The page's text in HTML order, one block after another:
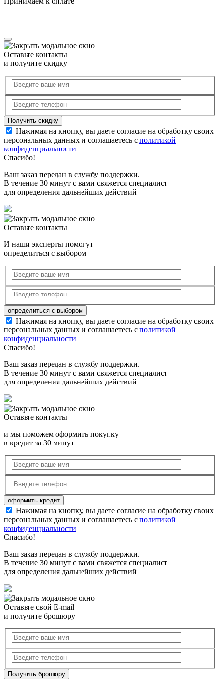
Оставьте контакты
и получите скидку
Нажимая на кнопку, вы даете согласие на обработку своих
персональных данных и соглашаетесь с политикой
конфиденциальности
Спасибо!
Ваш заказ передан в службу поддержки.
В течение 30 минут с вами свяжется специалист
для определения дальнейших действий
Оставьте контакты
И наши эксперты помогут
определиться с выбором
Нажимая на кнопку, вы даете согласие на обработку своих
персональных данных и соглашаетесь с политикой
конфиденциальности
Спасибо!
Ваш заказ передан в службу поддержки.
В течение 30 минут с вами свяжется специалист
для определения дальнейших действий
Оставьте контакты
и мы поможем оформить покупку
в кредит за 30 минут
Нажимая на кнопку, вы даете согласие на обработку своих
персональных данных и соглашаетесь с политикой
конфиденциальности
Спасибо!
Ваш заказ передан в службу поддержки.
В течение 30 минут с вами свяжется специалист
для определения дальнейших действий
Оставьте свой E-mail
и получите брошюру